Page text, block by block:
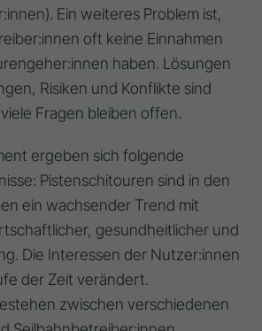
Ein weiteres Problem ist,
oft keine Einnahmen
haben. Lösungen
Risiken und Konflikte sind
Fragen bleiben offen.
ergeben sich folgende
Pistenschitouren sind in den
ein wachsender Trend mit
gesundheitlicher und
Die Interessen der Nutzer:innen
der Zeit verändert.
zwischen verschiedenen